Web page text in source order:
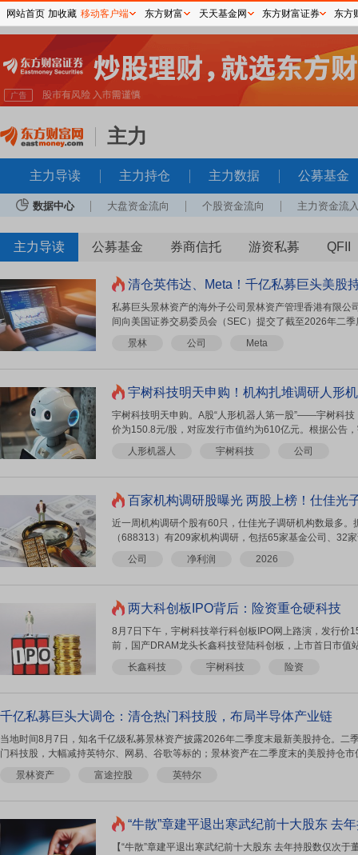
主力
主力导读 主力持仓 主力数据 公募基金
数据中心 大盘资金流向 个股资金流向 主力资金流
主力导读 公募基金 券商信托 游资私募 QFII
清仓英伟达、Meta！千亿私募巨头美股
私募巨头景林资产的海外子公司景林资产管理香港有限公
间向美国证券交易委员会（SEC）提交了截至2026年二
景林
公司 Meta
宇树科技明天申购！机构扎堆调研人形
宇树科技明天申购。A股“人形机器人第一股”——宇树科
价为150.8元/股，对应发行市值约为610亿元。根据公告
人形机器人
宇树科技 公司
百家机构调研股曝光 两股上榜！仕佳光
近一周机构调研个股有60只，仕佳光子调研机构数最多。
（688313）有209家机构调研，包括65家基金公司、32
公司
净利润 2026
两大科创板IPO背后：险资重仓硬科技
8月7日下午，宇树科技举行科创板IPO网上路演，发行价
前，国产DRAM龙头长鑫科技登陆科创板，上市首日市值
长鑫科技
宇树科技 险资
千亿私募巨头大调仓：清仓热门科技股，布局半导体产业链
当地时间8月7日，知名千亿级私募景林资产披露2026年二季度末最新美股持仓。二
门科技股，大幅减持英特尔、网易、谷歌等标的；景林资产在二季度末的美股持仓
景林资产
富途控股 英特尔
“牛散”章建平退出寒武纪前十大股东 去年持
【“牛散”章建平退出寒武纪前十大股东 去年持股数仅次
网站首页 加收藏 移动客户端 东方财富 天天基金网 东方财富证券 东方